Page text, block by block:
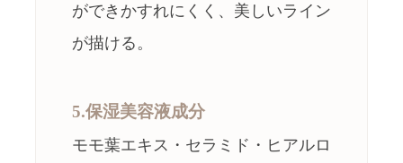
ができかすれにくく、美しいライン
が描ける。
5.保湿美容液成分
モモ葉エキス・セラミド・ヒアルロ